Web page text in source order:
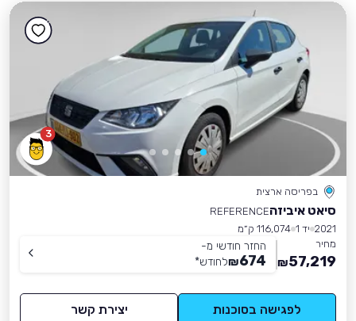
3
בפריסה ארצית
סיאט איביזהREFERENCE
2021 יד 1
116,074 ק״מ
מחיר
57,219
₪
החזר חודשי מ-
674
₪לחודש*
לפגישה בסוכנות יצירת קשר